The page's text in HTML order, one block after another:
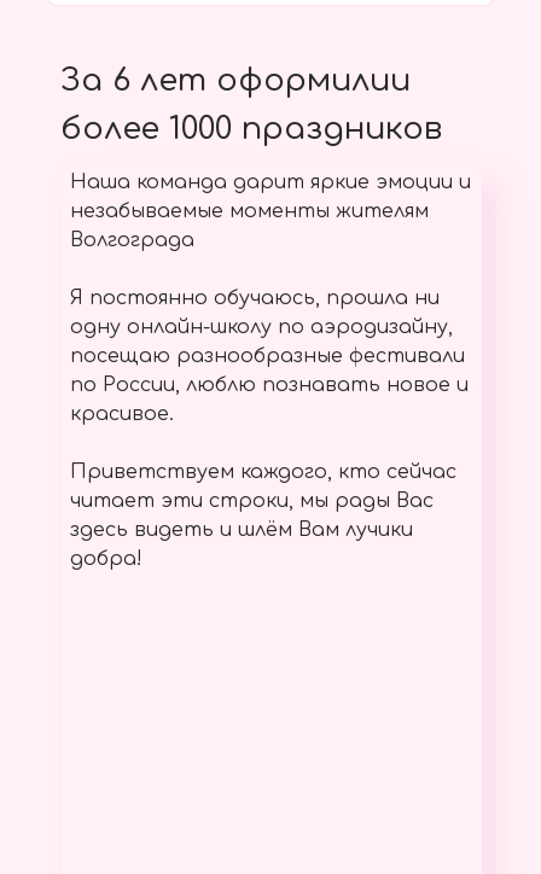
За 6 лет оформилии
более 1000 праздников
Наша команда дарит яркие эмоции и
незабываемые моменты жителям
Волгограда
Я постоянно обучаюсь, прошла ни
одну онлайн-школу по аэродизайну,
посещаю разнообразные фестивали
по России, люблю познавать новое и
красивое.
Приветствуем каждого, кто сейчас
читает эти строки, мы рады Вас
здесь видеть и шлём Вам лучики
добра!